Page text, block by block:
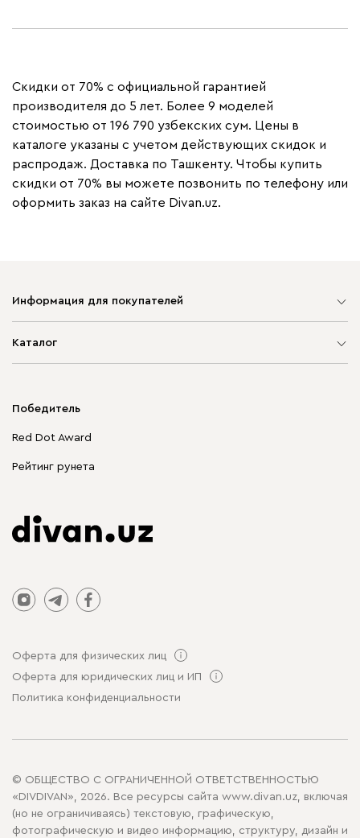
Скидки от 70% с официальной гарантией
производителя до 5 лет. Более 9 моделей
стоимостью от 196 790 узбекских сум. Цены в
каталоге указаны с учетом действующих скидок и
распродаж. Доставка по Ташкенту. Чтобы купить
скидки от 70% вы можете позвонить по телефону или
оформить заказ на сайте Divan.uz.
Информация для покупателей
Каталог
Корпусная мебель
Столы и стулья
Победитель
Red Dot Award
Рейтинг рунета
Оферта для физических лиц
Оферта для юридических лиц и ИП
Политика конфиденциальности
© ОБЩЕСТВО С ОГРАНИЧЕННОЙ ОТВЕТСТВЕННОСТЬЮ
«DIVDIVAN», 2026. Все ресурсы сайта www.divan.uz, включая
(но не ограничиваясь) текстовую, графическую,
фотографическую и видео информацию, структуру, дизайн и